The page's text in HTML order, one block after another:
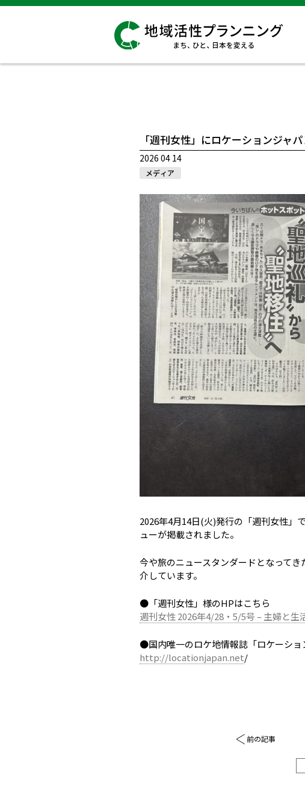
「週刊女性」にロケーションジャ
2026 04 14
メディア
2026年4月14日(火)発行の「週刊女性」
ューが掲載されました。
今や旅のニュースタンダードとなって
介しています。
●「週刊女性」様のHPはこちら
週刊女性 2026年4/28・5/5号 – 主婦と生
●国内唯一のロケ地情報誌「ロケーショ
http://locationjapan.net/
前の記事